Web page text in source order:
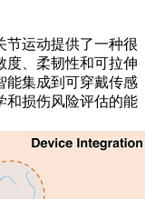
节运动提供了一种很
度、柔韧性和可拉伸
能集成到可穿戴传感
和损伤风险评估的能